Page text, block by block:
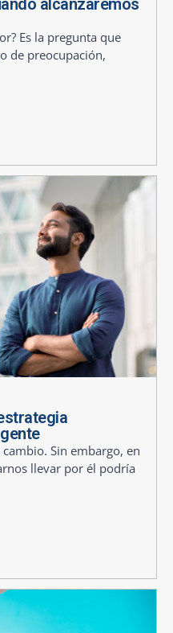
Es la pregunta que
de preocupación,
Sin embargo, en
llevar por él podría